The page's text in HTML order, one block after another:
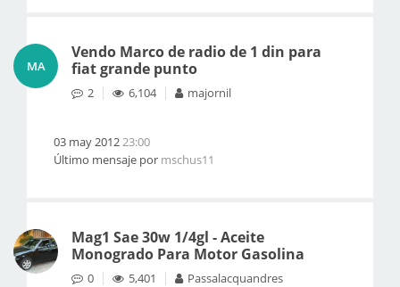
MA
Vendo Marco de radio de 1 din para
fiat grande punto
2 6,104 majornil
03 may 201223:00
Último mensaje por mschus11
Mag1 Sae 30w 1/4gl - Aceite
Monogrado Para Motor Gasolina
0 5,401 Passalacquandres